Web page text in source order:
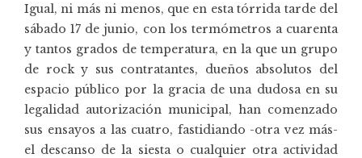
Igual, ni más ni menos, que en esta tórrida tarde del
sábado 17 de junio, con los termómetros a cuarenta
y tantos grados de temperatura, en la que un grupo
de rock y sus contratantes, dueños absolutos del
espacio público por la gracia de una dudosa en su
legalidad autorización municipal, han comenzado
sus ensayos a las cuatro, fastidiando -otra vez más-
el descanso de la siesta o cualquier otra actividad